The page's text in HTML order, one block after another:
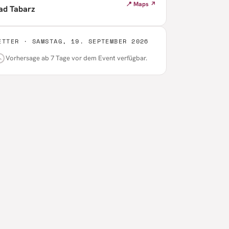
Tabarz 📍 Maps ↗
· SAMSTAG, 19. SEPTEMBER 2026
Vorhersage ab 7 Tage vor dem Event verfügbar.